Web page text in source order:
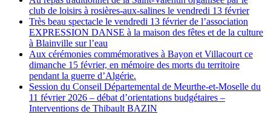
club de loisirs à rosières-aux-salines le vendredi 13 février
Très beau spectacle le vendredi 13 février de l’association
EXPRESSION DANSE à la maison des fêtes et de la culture
à Blainville sur l’eau
Aux cérémonies commémoratives à Bayon et Villacourt ce
dimanche 15 février, en mémoire des morts du territoire
pendant la guerre d’Algérie.
Session du Conseil Départemental de Meurthe-et-Moselle du
11 février 2026 – débat d’orientations budgétaires –
Interventions de Thibault BAZIN